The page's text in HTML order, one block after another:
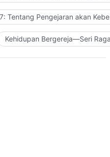
Tentang Pengejaran akan
Kehidupan Bergereja—Seri